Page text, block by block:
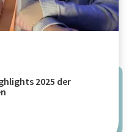
2025 der